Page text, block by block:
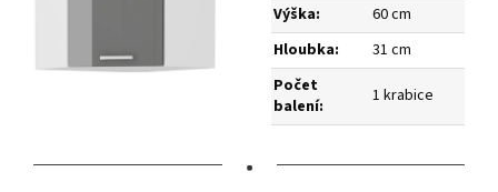
Výška:
60 cm
Hloubka:
31 cm
Počet
balení:
1 krabice
•